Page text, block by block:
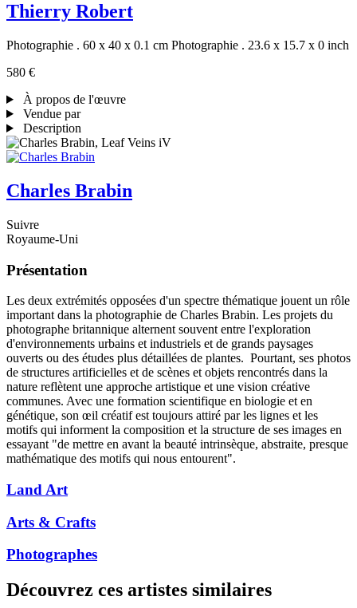
Thierry Robert
Photographie . 60 x 40 x 0.1 cm Photographie . 23.6 x 15.7 x 0 inch
580 €
À propos de l'œuvre
Vendue par
Description
Charles Brabin
Suivre
Royaume-Uni
Présentation
Les deux extrémités opposées d'un spectre thématique jouent un rôle
important dans la photographie de Charles Brabin. Les projets du
photographe britannique alternent souvent entre l'exploration
d'environnements urbains et industriels et de grands paysages
ouverts ou des études plus détaillées de plantes. Pourtant, ses photos
de structures artificielles et de scènes et objets rencontrés dans la
nature reflètent une approche artistique et une vision créative
communes. Avec une formation scientifique en biologie et en
génétique, son œil créatif est toujours attiré par les lignes et les
motifs qui informent la composition et la structure de ses images en
essayant "de mettre en avant la beauté intrinsèque, abstraite, presque
mathématique des motifs qui nous entourent".
Land Art
Arts & Crafts
Photographes
Découvrez ces artistes similaires